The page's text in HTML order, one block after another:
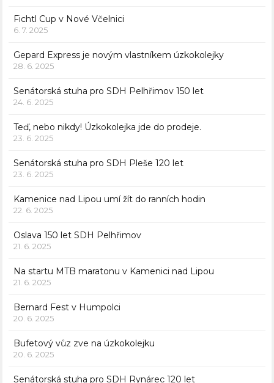
Fichtl Cup v Nové Včelnici
6. 7. 2025
Gepard Express je novým vlastníkem úzkokolejky
28. 6. 2025
Senátorská stuha pro SDH Pelhřimov 150 let
24. 6. 2025
Teď, nebo nikdy! Úzkokolejka jde do prodeje.
23. 6. 2025
Senátorská stuha pro SDH Pleše 120 let
23. 6. 2025
Kamenice nad Lipou umí žít do ranních hodin
22. 6. 2025
Oslava 150 let SDH Pelhřimov
21. 6. 2025
Na startu MTB maratonu v Kamenici nad Lipou
21. 6. 2025
Bernard Fest v Humpolci
20. 6. 2025
Bufetový vůz zve na úzkokolejku
20. 6. 2025
Senátorská stuha pro SDH Rynárec 120 let